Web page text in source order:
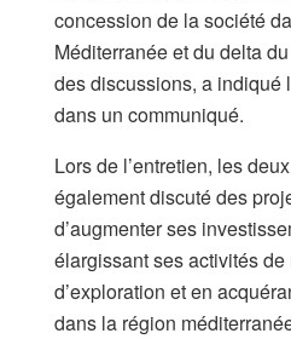
concession de la société
Méditerranée et du delta
des discussions, a indiqué
dans un communiqué.
Lors de l’entretien, les
également discuté des
d’augmenter ses
élargissant ses activités
d’exploration et en
dans la région